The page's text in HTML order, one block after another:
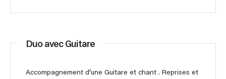
Duo avec Guitare
Accompagnement d'une Guitare et chant . Reprises et